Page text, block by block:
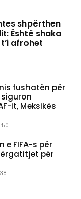
shpërthen
Është shaka
afrohet
fushatën për
it, Meksikës
e FIFA-s për
për